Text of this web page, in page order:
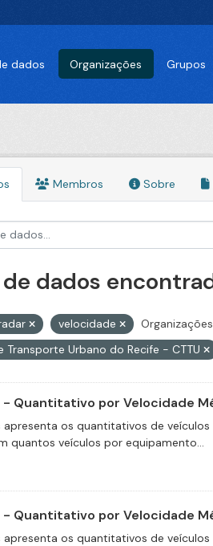
dados Organizações Grupos
Membros Sobre
dados
velocidade
Transporte Urbano do Recife - CTTU
- Quantitativo por Velocidade
os quantitativos de
quantos veículos por equipamento...
- Quantitativo por Velocidade
os quantitativos de